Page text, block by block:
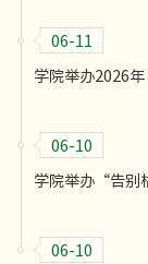
06-11
学院举办2026
06-10
学院举办“告别
06-10